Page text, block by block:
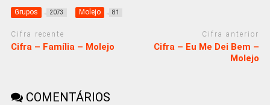
Grupos 2073 Molejo 81
Cifra recente
Cifra – Família – Molejo
Cifra anterior
Cifra – Eu Me Dei Bem –
Molejo
COMENTÁRIOS